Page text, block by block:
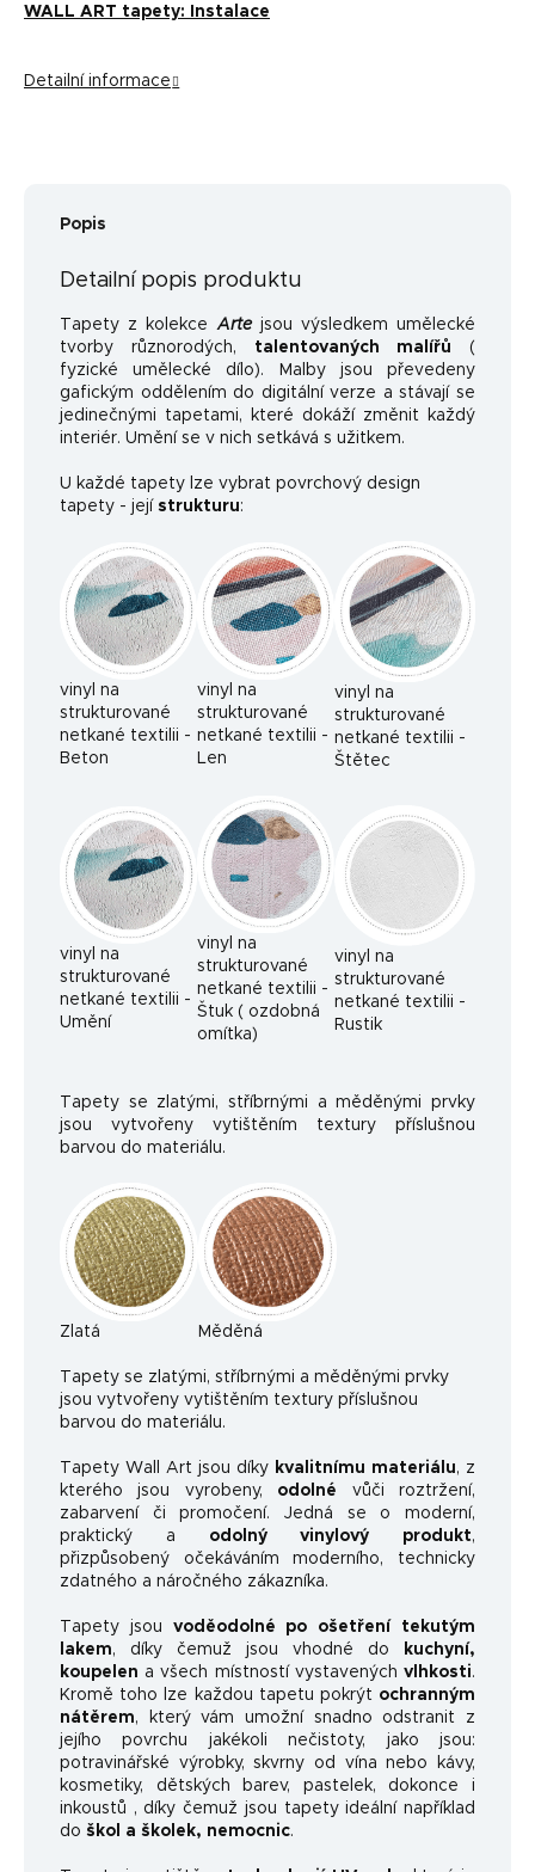
WALL ART tapety: Instalace
Detailní informace
Popis
Detailní popis produktu
Tapety z kolekceArtejsou výsledkem umělecké
tvorby různorodých,
talentovaných malířů (
fyzické umělecké dílo). Malby jsou převedeny
gafickým oddělením do digitální verze a stávají se
jedinečnými tapetami, které dokáží změnit každý
interiér. Umění se v nich setkává s užitkem.
U každé tapety lze vybrat povrchový design
tapety - její strukturu:
vinyl na
strukturované
netkané textilii -
Beton
vinyl na
strukturované
netkané textilii -
Len
vinyl na
strukturované
netkané textilii -
Štětec
vinyl na
strukturované
netkané textilii -
Umění
vinyl na
strukturované
netkané textilii -
Štuk ( ozdobná
omítka)
vinyl na
strukturované
netkané textilii -
Rustik
Tapety se zlatými, stříbrnými a měděnými prvky
jsou vytvořeny vytištěním textury příslušnou
barvou do materiálu.
Zlatá Měděná
Tapety se zlatými, stříbrnými a měděnými prvky
jsou vytvořeny vytištěním textury příslušnou
barvou do materiálu.
Tapety Wall Art jsou díky kvalitnímu materiálu, z
kterého jsou vyrobeny, odolné vůči roztržení,
zabarvení či promočení. Jedná se o moderní,
praktický a
odolný vinylový produkt,
přizpůsobený očekáváním moderního, technicky
zdatného a náročného zákazníka.
Tapety jsou voděodolné po ošetření tekutým
lakem, díky čemuž jsou vhodné do
kuchyní,
koupelen a všech místností vystavených vlhkosti.
Kromě toho lze každou tapetu pokrýt ochranným
nátěrem, který vám umožní snadno odstranit z
jejího povrchu jakékoli nečistoty, jako jsou:
potravinářské výrobky, skvrny od vína nebo kávy,
kosmetiky, dětských barev, pastelek, dokonce i
inkoustů , díky čemuž jsou tapety ideální například
do škol a školek, nemocnic.